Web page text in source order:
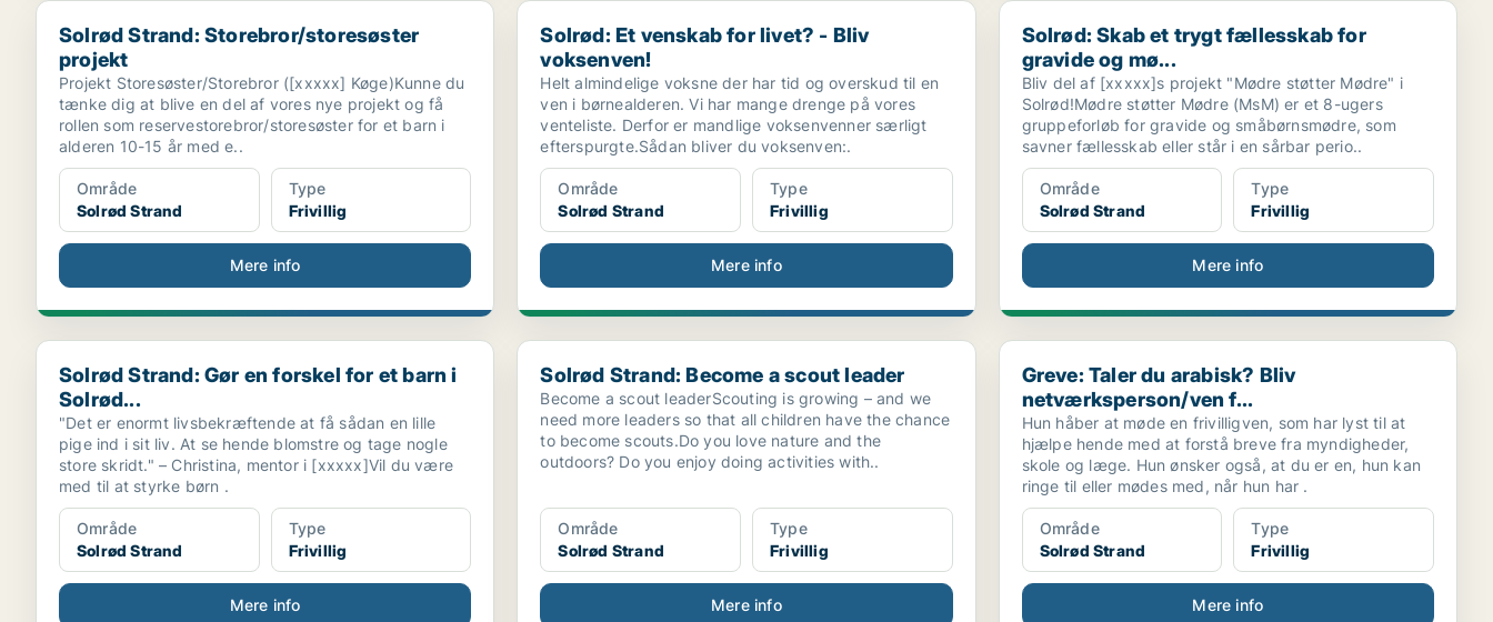
Solrød Strand: Storebror/storesøster projekt
Solrød Strand: Storebror/storesøster
projekt
Projekt Storesøster/Storebror ([xxxxx] Køge)Kunne du
tænke dig at blive en del af vores nye projekt og få
rollen som reservestorebror/storesøster for et barn i
alderen 10-15 år med e..
Område
Solrød Strand
Type
Frivillig
Mere info
Solrød: Et venskab for livet? - Bliv voksenven!
Solrød: Et venskab for livet? - Bliv
voksenven!
Helt almindelige voksne der har tid og overskud til en
ven i børnealderen. Vi har mange drenge på vores
venteliste. Derfor er mandlige voksenvenner særligt
efterspurgte.Sådan bliver du voksenven:.
Område
Solrød Strand
Type
Frivillig
Mere info
Solrød: Skab et trygt fællesskab for gravide og mø...
Solrød: Skab et trygt fællesskab for
gravide og mø...
Bliv del af [xxxxx]s projekt "Mødre støtter Mødre" i
Solrød!Mødre støtter Mødre (MsM) er et 8-ugers
gruppeforløb for gravide og småbørnsmødre, som
savner fællesskab eller står i en sårbar perio..
Område
Solrød Strand
Type
Frivillig
Mere info
Solrød Strand: Gør en forskel for et barn i Solrød...
Solrød Strand: Gør en forskel for et barn i
Solrød...
"Det er enormt livsbekræftende at få sådan en lille
pige ind i sit liv. At se hende blomstre og tage nogle
store skridt." – Christina, mentor i [xxxxx]Vil du være
med til at styrke børn .
Område
Solrød Strand
Type
Frivillig
Mere info
Solrød Strand: Become a scout leader
Solrød Strand: Become a scout leader
Become a scout leaderScouting is growing – and we
need more leaders so that all children have the chance
to become scouts.Do you love nature and the
outdoors? Do you enjoy doing activities with..
Område
Solrød Strand
Type
Frivillig
Mere info
Greve: Taler du arabisk? Bliv netværksperson/ven f...
Greve: Taler du arabisk? Bliv
netværksperson/ven f...
Hun håber at møde en frivilligven, som har lyst til at
hjælpe hende med at forstå breve fra myndigheder,
skole og læge. Hun ønsker også, at du er en, hun kan
ringe til eller mødes med, når hun har .
Område
Solrød Strand
Type
Frivillig
Mere info